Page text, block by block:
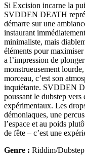
Si Excision incarne la
SVDDEN DEATH
démarre sur une
instaurant
minimaliste, mais
éléments pour
a l’impression de
monstrueusement
morceau, c’est son
inquiétante. SVDDEN
poussant le dubstep vers
expérimentaux. Les
démoniaques, une
l’espace et au poids
de fête – c’est une
Genre : Riddim/Dubstep